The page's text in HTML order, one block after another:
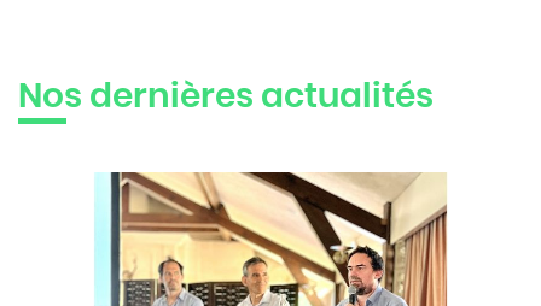
Nos dernières actualités